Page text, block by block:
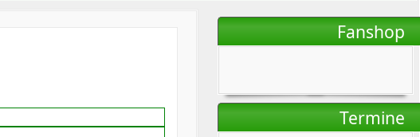
Fanshop
Termine